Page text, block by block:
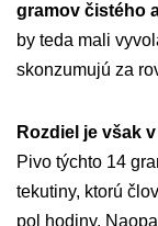
gramov čistého
by teda mali
skonzumujú za
Rozdiel je však
Pivo týchto 14
tekutiny, ktorú
pol hodiny.